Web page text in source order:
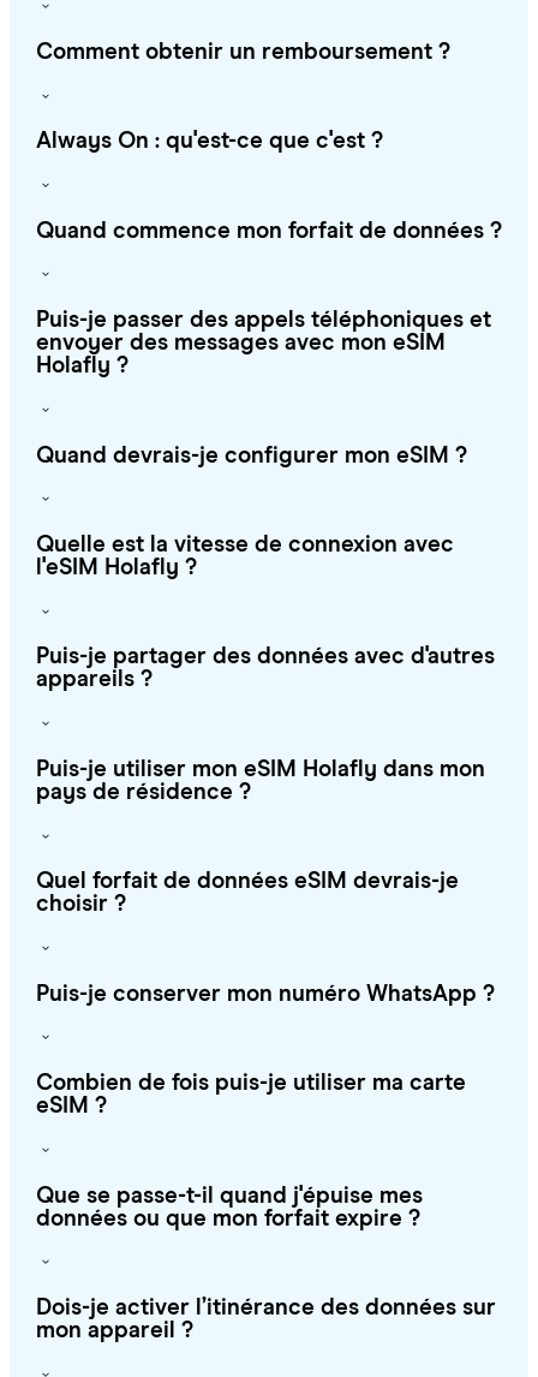
Comment obtenir un remboursement ?
Always On : qu'est-ce que c'est ?
Quand commence mon forfait de données ?
Puis-je passer des appels téléphoniques et
envoyer des messages avec mon eSIM
Holafly ?
Quand devrais-je configurer mon eSIM ?
Quelle est la vitesse de connexion avec
l'eSIM Holafly ?
Puis-je partager des données avec d'autres
appareils ?
Puis-je utiliser mon eSIM Holafly dans mon
pays de résidence ?
Quel forfait de données eSIM devrais-je
choisir ?
Puis-je conserver mon numéro WhatsApp ?
Combien de fois puis-je utiliser ma carte
eSIM ?
Que se passe-t-il quand j'épuise mes
données ou que mon forfait expire ?
Dois-je activer l’itinérance des données sur
mon appareil ?